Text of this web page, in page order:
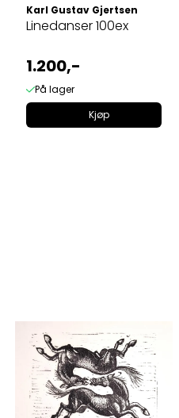
Karl Gustav Gjertsen
Linedanser 100ex
1.200,-
På lager
Kjøp